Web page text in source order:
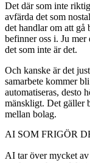
Det där som inte
avfärda det som
det handlar om att gå
befinner oss i. Ju
det som inte är det.
Och kanske är det
samarbete kommer
automatiseras, desto
mänskligt. Det gäller
mellan bolag.
AI SOM FRIGÖR
AI tar över mycket